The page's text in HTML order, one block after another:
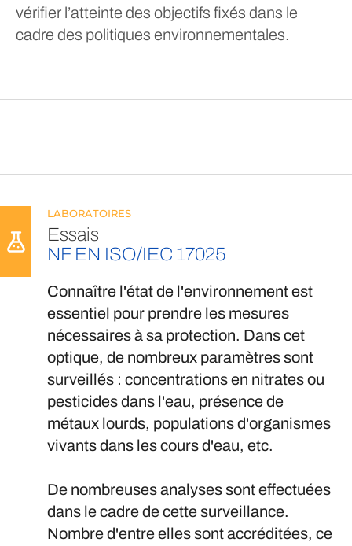
vérifier l’atteinte des objectifs fixés dans le
cadre des politiques environnementales.
LABORATOIRES
Essais
NF EN ISO/IEC 17025
Connaître l'état de l'environnement est
essentiel pour prendre les mesures
nécessaires à sa protection. Dans cet
optique, de nombreux paramètres sont
surveillés : concentrations en nitrates ou
pesticides dans l'eau, présence de
métaux lourds, populations d'organismes
vivants dans les cours d'eau, etc.
De nombreuses analyses sont effectuées
dans le cadre de cette surveillance.
Nombre d'entre elles sont accréditées, ce